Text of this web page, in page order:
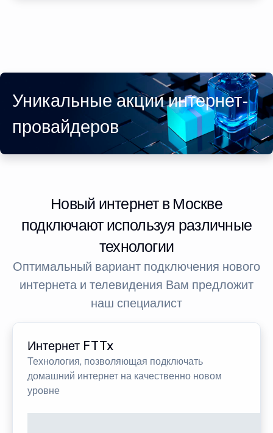
Уникальные акции интернет-
провайдеров
Новый интернет в Москве
подключают используя различные
технологии
Оптимальный вариант подключения нового
интернета и телевидения Вам предложит
наш специалист
Интернет FTTx
Технология, позволяющая подключать
домашний интернет на качественно новом
уровне